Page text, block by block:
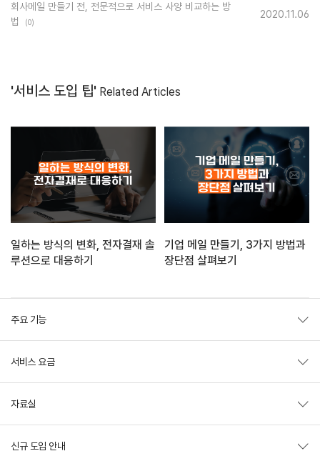
회사메일 만들기 전, 전문적으로 서비스 사양 비교하는 방
법
(0)
2020.11.06
'서비스 도입 팁' Related Articles
일하는 방식의 변화, 전자결재 솔
루션으로 대응하기
기업 메일 만들기, 3가지 방법과
장단점 살펴보기
주요 기능
서비스 요금
자료실
신규 도입 안내